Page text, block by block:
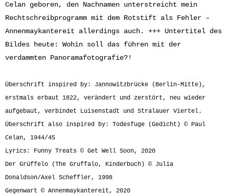
Celan geboren, den Nachnamen unterstreicht mein
Rechtschreibprogramm mit dem Rotstift als Fehler –
Annenmaykantereit allerdings auch. +++ Untertitel des
Bildes heute: Wohin soll das führen mit der
verdammten Panoramafotografie?!
Überschrift inspired by: Jannowitzbrücke (Berlin-Mitte),
erstmals erbaut 1822, verändert und zerstört, neu wieder
aufgebaut, verbindet Luisenstadt und Stralauer Viertel.
Überschrift also inspired by: Todesfuge (Gedicht) © Paul
Celan, 1944/45
Lyrics: Funny Treats © Get Well Soon, 2020
Der Grüffelo (The Gruffalo, Kinderbuch) © Julia
Donaldson/Axel Scheffler, 1998
Gegenwart © Annenmaykantereit, 2020